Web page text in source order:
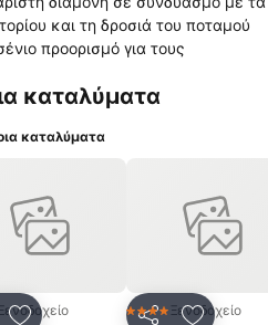
και τη δροσιά του ποταμού
προορισμό για τους
καταλύματα
καταλύματα
Ξενοδοχείο 4 ΑστέριαΞενοδοχείο